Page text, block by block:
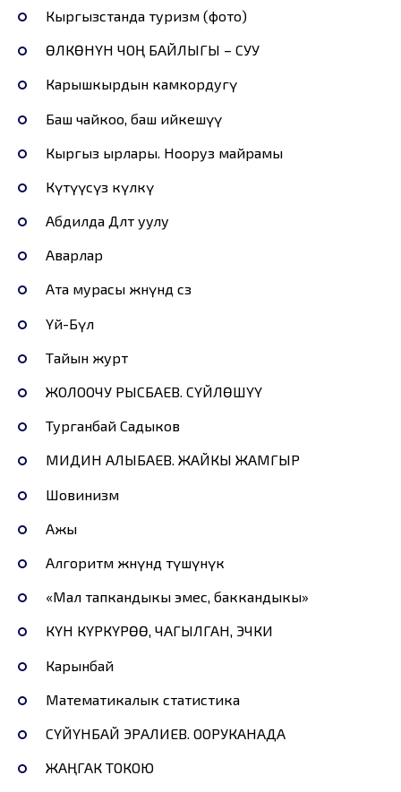
Кыргызстанда туризм (фото)
ӨЛКӨНҮН ЧОҢ БАЙЛЫГЫ – СУУ
Карышкырдын камкордугү
Баш чайкоо, баш ийкешүү
Кыргыз ырлары. Нооруз майрамы
Күтүүсүз күлкү
Абдилда Дөөлөт уулу
Аварлар
Ата мурасы жөнүндө сөз
Үй-Бүлө
Тайын журт
ЖОЛООЧУ РЫСБАЕВ. СҮЙЛӨШҮҮ
Турганбай Садыков
МИДИН АЛЫБАЕВ. ЖАЙКЫ ЖАМГЫР
Шовинизм
Ажы
Алгоритм жөнүндө түшүнүк
«Мал тапкандыкы эмес, баккандыкы»
КҮН КҮРКҮРӨӨ, ЧАГЫЛГАН, ЭЧКИ
Карынбай
Математикалык статистика
СҮЙҮНБАЙ ЭРАЛИЕВ. ООРУКАНАДА
ЖАҢГАК ТОКОЮ